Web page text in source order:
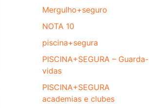
Mergulho+seguro
NOTA 10
piscina+segura
PISCINA+SEGURA – Guarda-
vidas
PISCINA+SEGURA
academias e clubes